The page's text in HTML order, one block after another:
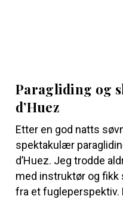
Paragliding og
d’Huez
Etter en god natts
spektakulær
d’Huez. Jeg trodde
med instruktør og
fra et fugleperspektiv.